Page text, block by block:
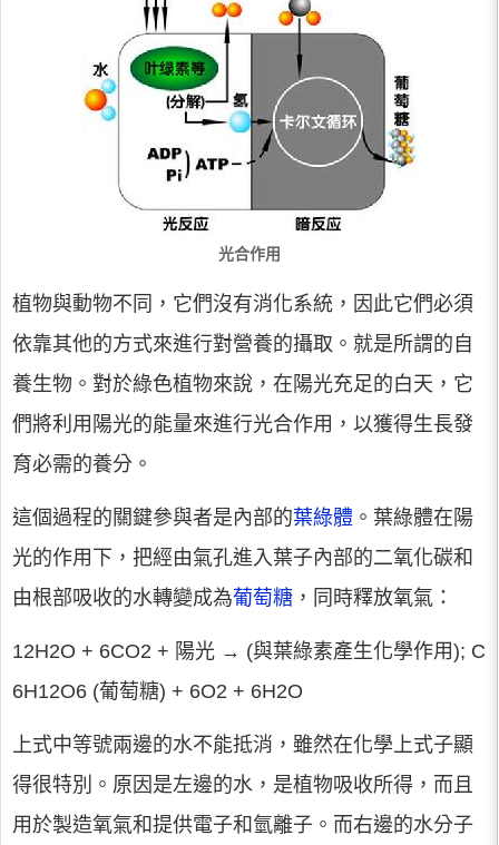
光合作用
植物與動物不同，它們沒有消化系統，因此它們必須
依靠其他的方式來進行對營養的攝取。就是所謂的自
養生物。對於綠色植物來說，在陽光充足的白天，它
們將利用陽光的能量來進行光合作用，以獲得生長發
育必需的養分。
這個過程的關鍵參與者是內部的葉綠體 。葉綠體在陽
光的作用下，把經由氣孔進入葉子內部的二氧化碳和
由根部吸收的水轉變成為葡萄糖 ，同時釋放氧氣：
12H2O + 6CO2 + 陽光 → (與葉綠素產生化學作用); C
6H12O6 (葡萄糖) + 6O2 + 6H2O
上式中等號兩邊的水不能抵消，雖然在化學上式子顯
得很特別。原因是左邊的水，是植物吸收所得，而且
用於製造氧氣和提供電子和氫離子。而右邊的水分子